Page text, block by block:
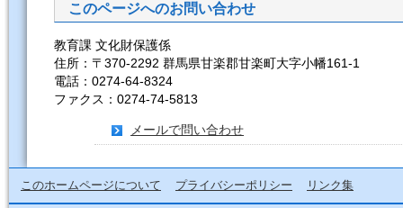
このページへのお問い合わせ
教育課 文化財保護係
住所：〒370-2292 群馬県甘楽郡甘楽町大字小幡161-1
電話：0274-64-8324
ファクス：0274-74-5813
メールで問い合わせ
このホームページについて プライバシーポリシー リンク集